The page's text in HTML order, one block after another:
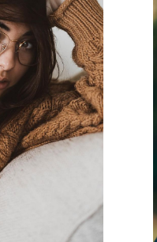
Да
Да
Да
Женские
Michael Kors
0MK3012 1113 51